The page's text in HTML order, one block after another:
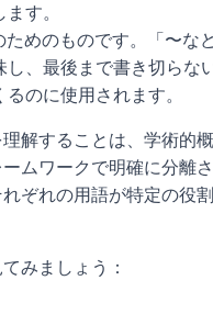
す。
ためのものです。「〜な
し、最後まで書き切らな
のに使用されます。
解することは、学術的
ムワークで明確に分離
ぞれの用語が特定の役
みましょう：